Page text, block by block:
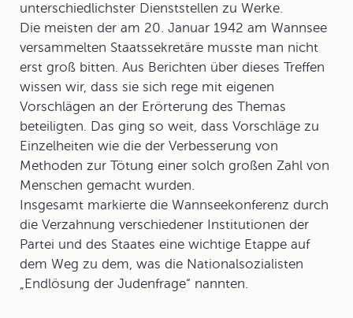
unterschiedlichster Dienststellen zu Werke.
Die meisten der am 20. Januar 1942 am Wannsee
versammelten Staatssekretäre musste man nicht
erst groß bitten. Aus Berichten über dieses Treffen
wissen wir, dass sie sich rege mit eigenen
Vorschlägen an der Erörterung des Themas
beteiligten. Das ging so weit, dass Vorschläge zu
Einzelheiten wie die der Verbesserung von
Methoden zur Tötung einer solch großen Zahl von
Menschen gemacht wurden.
Insgesamt markierte die Wannseekonferenz durch
die Verzahnung verschiedener Institutionen der
Partei und des Staates eine wichtige Etappe auf
dem Weg zu dem, was die Nationalsozialisten
„Endlösung der Judenfrage“ nannten.